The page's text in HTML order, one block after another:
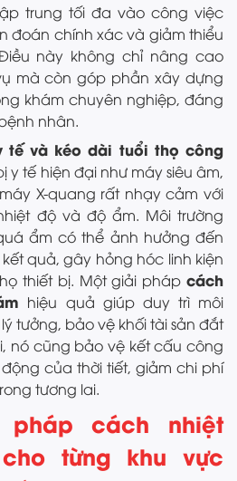
trung tối đa vào công việc
đoán chính xác và giảm thiểu
này không chỉ nâng cao
mà còn góp phần xây dựng
khám chuyên nghiệp, đáng
nhân.
tế và kéo dài tuổi thọ công
y tế hiện đại như máy siêu âm,
X-quang rất nhạy cảm với
độ và độ ẩm. Môi trường
ẩm có thể ảnh hưởng đến
quả, gây hỏng hóc linh kiện
thiết bị. Một giải pháp cách
hiệu quả giúp duy trì môi
tưởng, bảo vệ khối tài sản đắt
nó cũng bảo vệ kết cấu công
của thời tiết, giảm chi phí
tương lai.
cách nhiệt
từng khu vực